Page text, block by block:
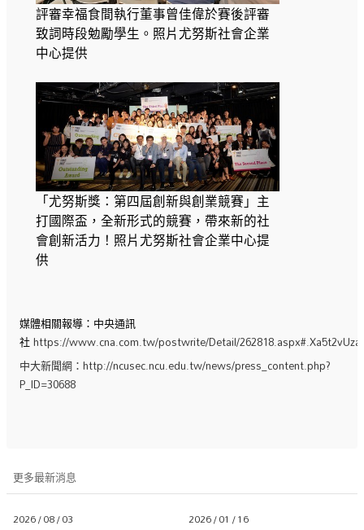
評審幸福食間執行董事曾佳偉於賽後評審
致詞時段勉勵學生。照片尤努斯社會企業
中心提供
「尤努斯獎：第四屆創新與創業競賽」主
打國際盃，全新形式的競賽，帶來新的社
會創新活力！照片尤努斯社會企業中心提
供
媒體相關報導：中央通訊
社https://www.cna.com.tw/postwrite/Detail/
中大新聞網：http://ncusec.ncu.edu.tw/news/press_content.php?
P_ID=30688
更多最新消息
2026 / 08 / 03 2026 / 01 / 16